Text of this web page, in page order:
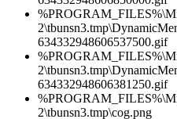
634332948606537500.gif
634332948606381250.gif
2\tbunsn3.tmp\cog.png